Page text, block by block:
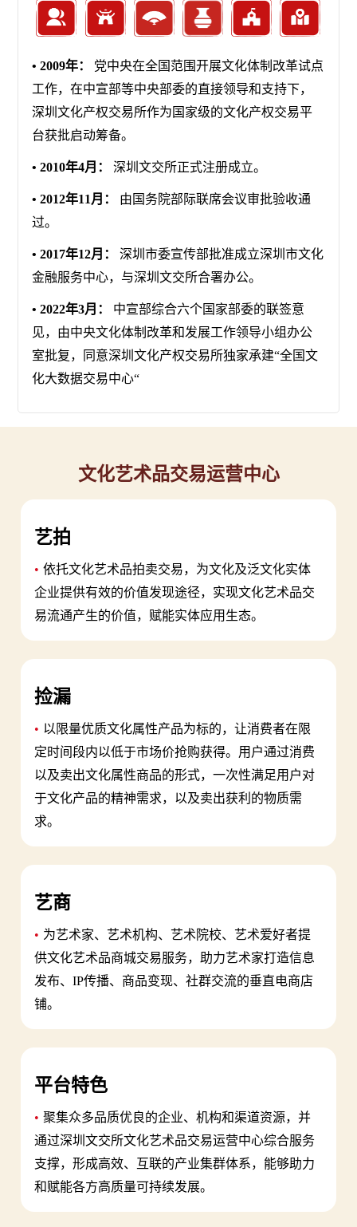
• 2009年： 党中央在全国范围开展文化体制改革试点
工作，在中宣部等中央部委的直接领导和支持下，
深圳文化产权交易所作为国家级的文化产权交易平
台获批启动筹备。
• 2010年4月：深圳文交所正式注册成立。
• 2012年11月： 由国务院部际联席会议审批验收通
过。
• 2017年12月：深圳市委宣传部批准成立深圳市文化
金融服务中心，与深圳文交所合署办公。
• 2022年3月： 中宣部综合六个国家部委的联签意
见，由中央文化体制改革和发展工作领导小组办公
室批复，同意深圳文化产权交易所独家承建“全国文
化大数据交易中心“
文化艺术品交易运营中心
艺拍
• 依托文化艺术品拍卖交易，为文化及泛文化实体
企业提供有效的价值发现途径，实现文化艺术品交
易流通产生的价值，赋能实体应用生态。
捡漏
• 以限量优质文化属性产品为标的，让消费者在限
定时间段内以低于市场价抢购获得。用户通过消费
以及卖出文化属性商品的形式，一次性满足用户对
于文化产品的精神需求，以及卖出获利的物质需
求。
艺商
• 为艺术家、艺术机构、艺术院校、艺术爱好者提
供文化艺术品商城交易服务，助力艺术家打造信息
发布、IP传播、商品变现、社群交流的垂直电商店
铺。
平台特色
• 聚集众多品质优良的企业、机构和渠道资源，并
通过深圳文交所文化艺术品交易运营中心综合服务
支撑，形成高效、互联的产业集群体系，能够助力
和赋能各方高质量可持续发展。